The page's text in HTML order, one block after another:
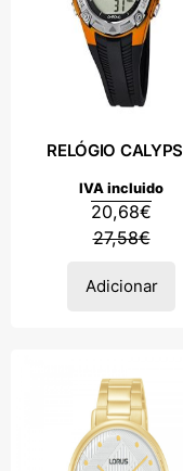
RELÓGIO
27,58€
20,68€
IVA incluido
Adicionar